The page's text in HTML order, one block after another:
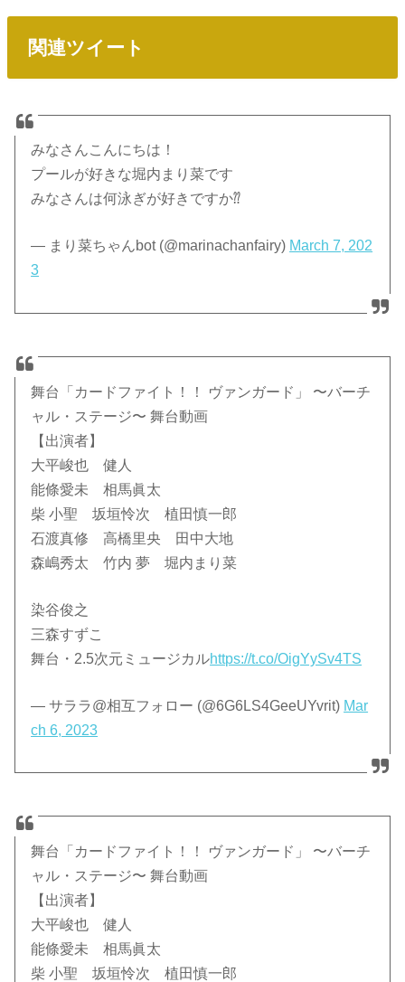
関連ツイート
みなさんこんにちは！
プールが好きな堀内まり菜です
みなさんは何泳ぎが好きですか⁇
— まり菜ちゃんbot (@marinachanfairy) March 7, 202
3
舞台「カードファイト！！ ヴァンガード」 〜バーチ
ャル・ステージ〜 舞台動画
【出演者】
大平峻也 健人
能條愛未 相馬眞太
柴 小聖 坂垣怜次 植田慎一郎
石渡真修 高橋里央 田中大地
森嶋秀太 竹内 夢 堀内まり菜
染谷俊之
三森すずこ
舞台・2.5次元ミュージカルhttps://t.co/OigYySv4TS
— サララ@相互フォロー (@6G6LS4GeeUYvrit) Mar
ch 6, 2023
舞台「カードファイト！！ ヴァンガード」 〜バーチ
ャル・ステージ〜 舞台動画
【出演者】
大平峻也 健人
能條愛未 相馬眞太
柴 小聖 坂垣怜次 植田慎一郎